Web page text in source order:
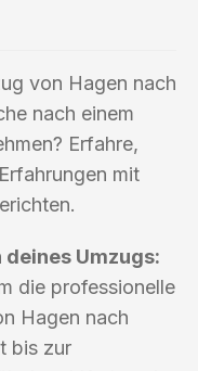
von Hagen nach
nach einem
Erfahre,
mit
Umzugs:
die professionelle
Hagen nach
bis zur